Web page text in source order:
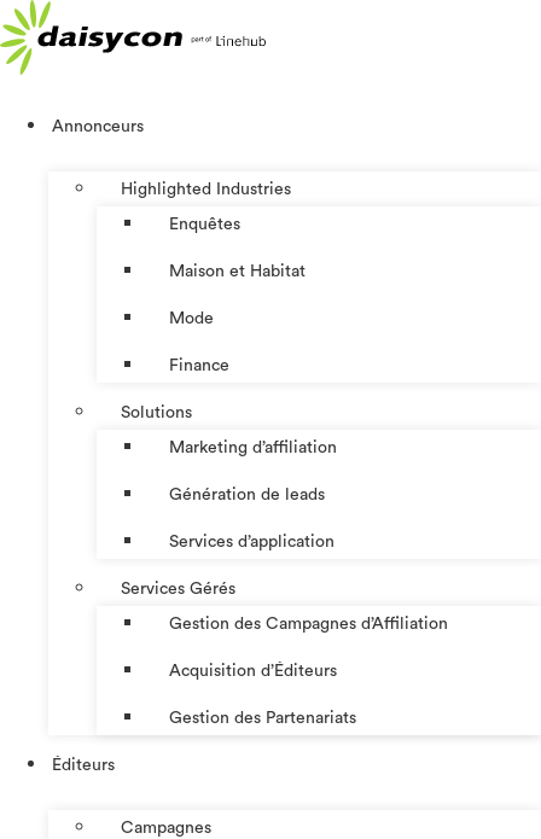
Aller
au
contenu
Annonceurs
Highlighted Industries
Enquêtes
Maison et Habitat
Mode
Finance
Solutions
Marketing d’affiliation
Génération de leads
Services d’application
Services Gérés
Gestion des Campagnes d’Affiliation​
Acquisition d’Éditeurs
Gestion des Partenariats
Éditeurs
Campagnes